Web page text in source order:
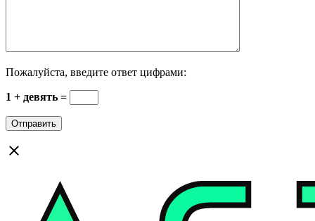
Пожалуйста, введите ответ цифрами:
1 + девять =